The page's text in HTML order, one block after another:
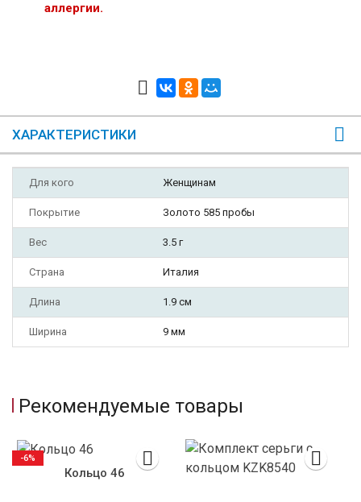
аллергии.
ХАРАКТЕРИСТИКИ
Для кого Женщинам
Покрытие Золото 585 пробы
Вес 3.5 г
Страна Италия
Длина 1.9 см
Ширина 9 мм
Рекомендуемые товары
Кольцо 46
-6%